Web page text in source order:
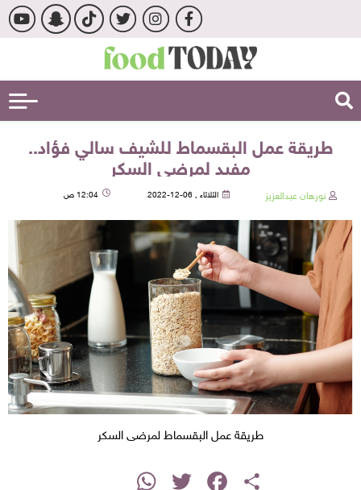
طريقة عمل البقسماط للشيف سالي فؤاد..
مفيد لمرضى السكر
نورهان عبدالعزيز الثلاثاء , 06-12-2022 12:04 ص
طريقة عمل البقسماط لمرضى السكر
Share
Facebook
Twitter
WhatsApp